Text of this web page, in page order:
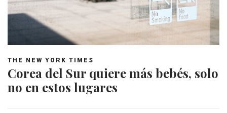
THE NEW YORK TIMES
Corea del Sur quiere más bebés, solo
no en estos lugares